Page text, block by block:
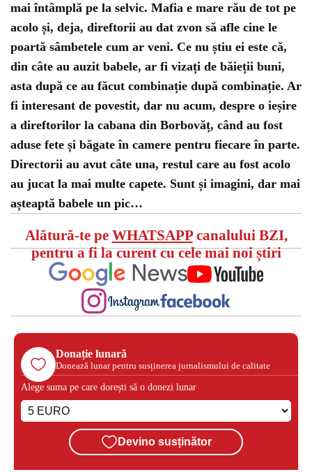
mai întâmplă pe la selvic. Mafia e mare rău de tot pe
acolo și, deja, direftorii au dat zvon să afle cine le
poartă sâmbetele cum ar veni. Ce nu știu ei este că,
din câte au auzit babele, ar fi vizați de băieții buni,
asta după ce au făcut combinație după combinație. Ar
fi interesant de povestit, dar nu acum, despre o ieșire
a direftorilor la cabana din Borbovăț, când au fost
aduse fete și băgate în camere pentru fiecare în parte.
Directorii au avut câte una, restul care au fost acolo
au jucat la mai multe capete. Sunt și imagini, dar mai
așteaptă babele un pic…
Alătură-te pe WHATSAPPcanalului BZI,
pentru a fi la curent cu cele mai noi știri
Donație lunară
Donează lunar pentru susținerea jurnalismului de calitate
Alege suma pe care dorești să o donezi lunar
Devino susținător